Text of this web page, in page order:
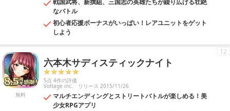
戦国武将、新撰組、三国志の英雄たちが繰り広げる壮絶
なバトル
初心者応援ボーナスがいっぱい！レアユニットをゲット
しよう
無料
六本木サディスティックナイト
5点 4件の評価
Voltage inc. リリース 2015/11/26
マルチエンディングとストリートバトルが楽しめる！美
少女RPGアプリ
12